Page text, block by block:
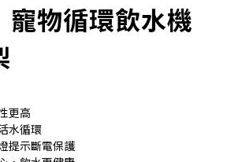
寵物循環飲水機
更高
水循環
提示斷電保護